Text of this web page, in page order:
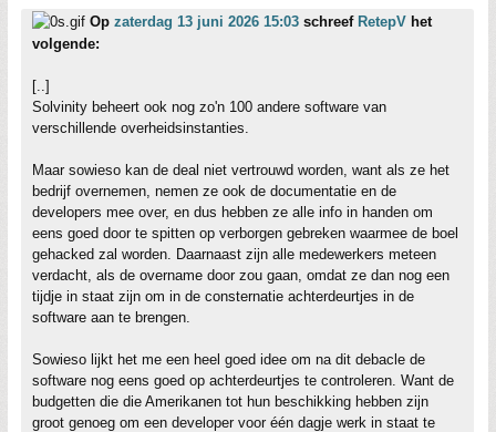
Op zaterdag 13 juni 2026 15:03 schreef RetepV het
volgende:
[..]
Solvinity beheert ook nog zo'n 100 andere software van
verschillende overheidsinstanties.
Maar sowieso kan de deal niet vertrouwd worden, want als ze het
bedrijf overnemen, nemen ze ook de documentatie en de
developers mee over, en dus hebben ze alle info in handen om
eens goed door te spitten op verborgen gebreken waarmee de boel
gehacked zal worden. Daarnaast zijn alle medewerkers meteen
verdacht, als de overname door zou gaan, omdat ze dan nog een
tijdje in staat zijn om in de consternatie achterdeurtjes in de
software aan te brengen.
Sowieso lijkt het me een heel goed idee om na dit debacle de
software nog eens goed op achterdeurtjes te controleren. Want de
budgetten die die Amerikanen tot hun beschikking hebben zijn
groot genoeg om een developer voor één dagje werk in staat te